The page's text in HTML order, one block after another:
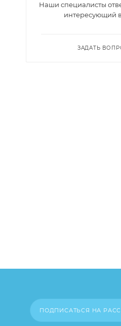
Наши специалисты
интересующий
ЗАДАТЬ
ПОДПИСАТЬСЯ НА